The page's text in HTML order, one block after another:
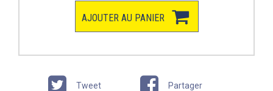
AJOUTER AU PANIER
Tweet Partager